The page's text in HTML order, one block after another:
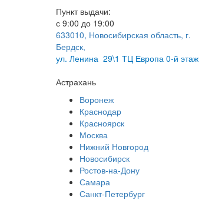
Пункт выдачи:
с 9:00 до 19:00
633010, Новосибирская область, г.
Бердск,
ул. Ленина 29\1 ТЦ Европа 0-й этаж
Астрахань
Воронеж
Краснодар
Красноярск
Москва
Нижний Новгород
Новосибирск
Ростов-на-Дону
Самара
Санкт-Петербург